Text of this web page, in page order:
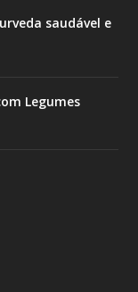
saudável e
Legumes